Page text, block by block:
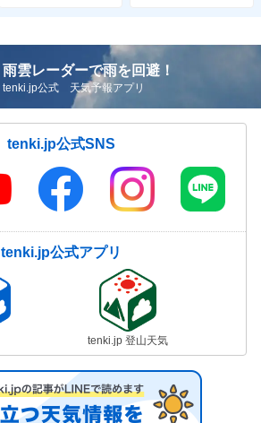
雨雲レーダーで雨を回避！
tenki.jp公式 天気予報アプリ
tenki.jp公式SNS
tenki.jp公式アプリ
tenki.jp 登山天気